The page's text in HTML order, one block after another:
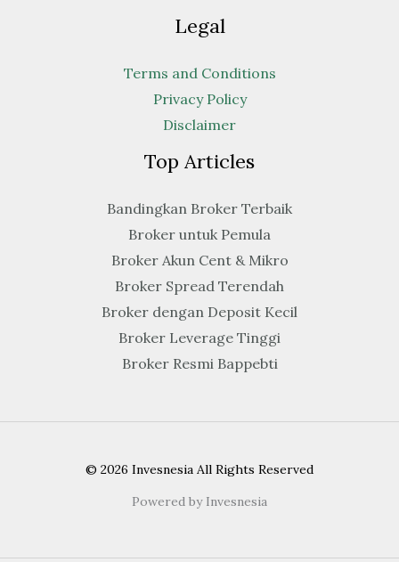
Legal
Terms and Conditions
Privacy Policy
Disclaimer
Top Articles
Bandingkan Broker Terbaik
Broker untuk Pemula
Broker Akun Cent & Mikro
Broker Spread Terendah
Broker dengan Deposit Kecil
Broker Leverage Tinggi
Broker Resmi Bappebti
© 2026 Invesnesia All Rights Reserved
Powered by Invesnesia